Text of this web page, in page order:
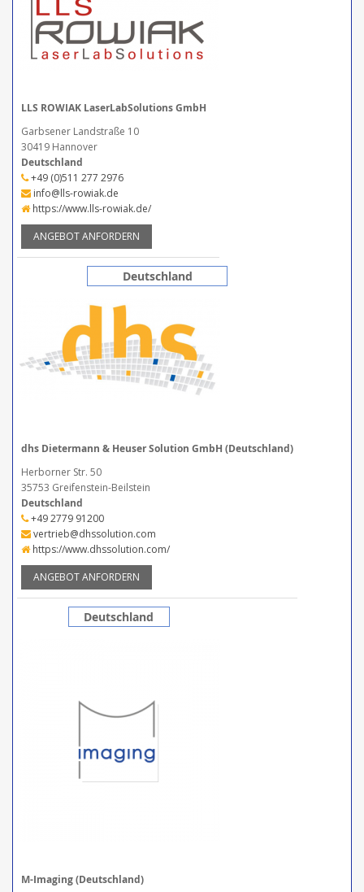
LLS ROWIAK LaserLabSolutions GmbH
Garbsener Landstraße 10
30419 Hannover
Deutschland
+49 (0)511 277 2976
info@lls-rowiak.de
https://www.lls-rowiak.de/
ANGEBOT ANFORDERN
Deutschland
dhs Dietermann & Heuser Solution GmbH (Deutschland)
Herborner Str. 50
35753 Greifenstein-Beilstein
Deutschland
+49 2779 91200
vertrieb@dhssolution.com
https://www.dhssolution.com/
ANGEBOT ANFORDERN
Deutschland
M-Imaging (Deutschland)